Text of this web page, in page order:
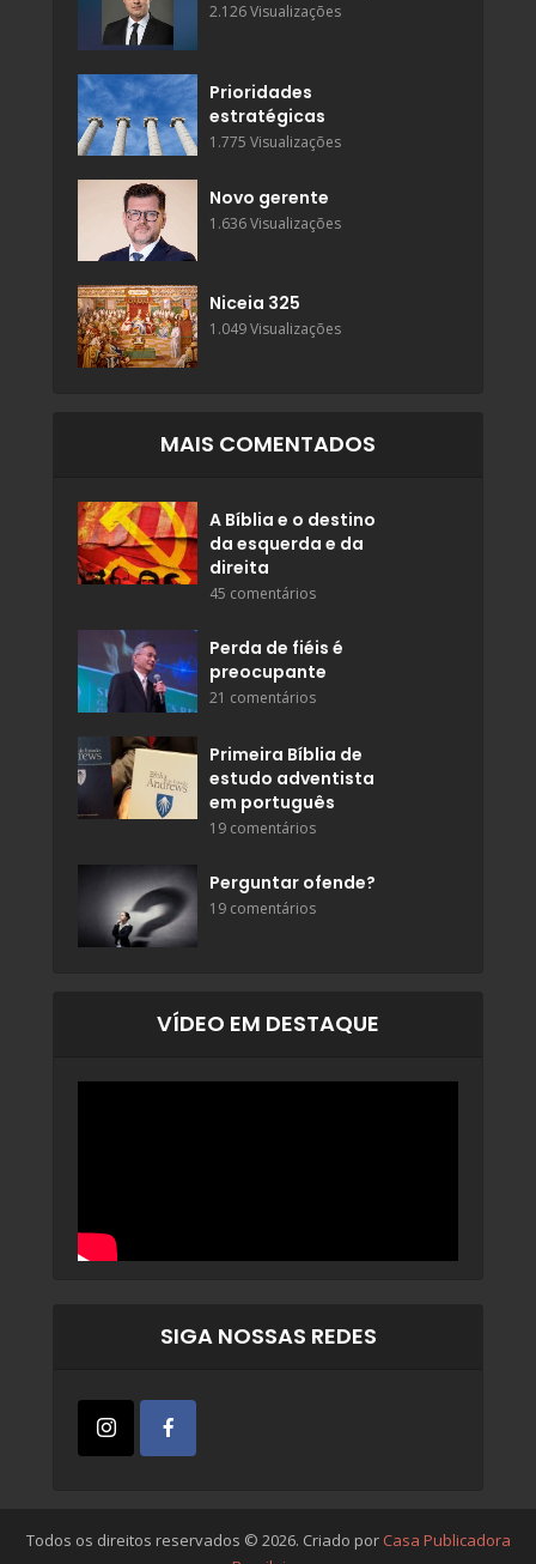
2.126 Visualizações
Prioridades
estratégicas
1.775 Visualizações
Novo gerente
1.636 Visualizações
Niceia 325
1.049 Visualizações
MAIS COMENTADOS
A Bíblia e o destino
da esquerda e da
direita
45 comentários
Perda de fiéis é
preocupante
21 comentários
Primeira Bíblia de
estudo adventista
em português
19 comentários
Perguntar ofende?
19 comentários
VÍDEO EM DESTAQUE
SIGA NOSSAS REDES
Todos os direitos reservados © 2026. Criado por Casa Publicadora